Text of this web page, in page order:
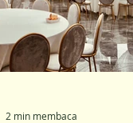
2 min membaca